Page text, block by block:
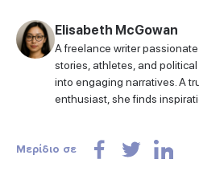
Elisabeth McGowan
A freelance writer
stories, athletes, and
into engaging narratives. A
enthusiast, she finds
Μερίδιο σε